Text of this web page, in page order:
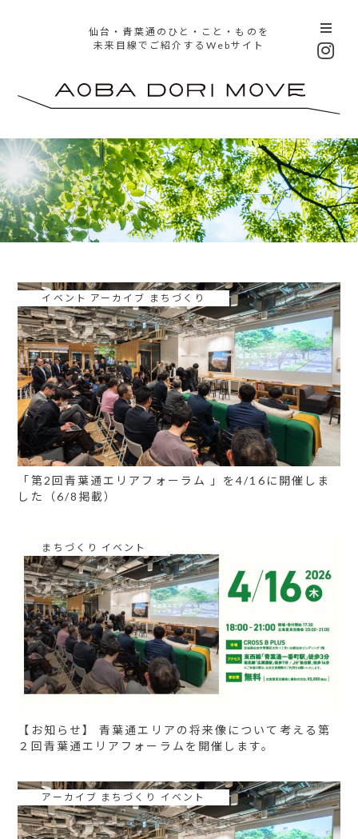
仙台・青葉通のひと・こと・ものを
未来目線でご紹介するWebサイト
イベント アーカイブ まちづくり
「第2回青葉通エリアフォーラム 」を4/16に開催しま
した（6/8掲載）
まちづくり イベント
【お知らせ】 青葉通エリアの将来像について考える第
２回青葉通エリアフォーラムを開催します。
アーカイブ まちづくり イベント